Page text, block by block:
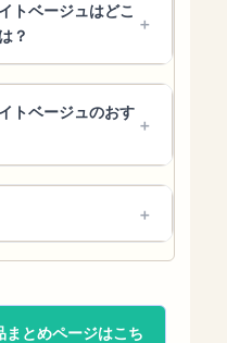
トベージュはどこ
？
トベージュのおす
とめページはこち